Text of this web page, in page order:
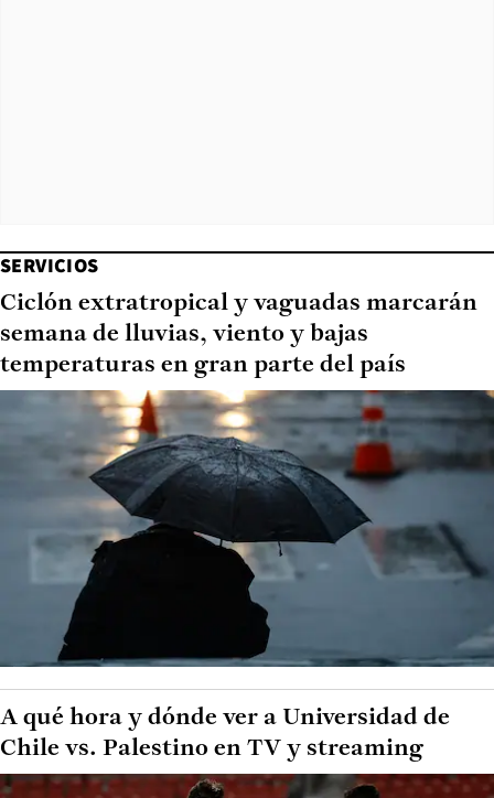
SERVICIOS
Ciclón extratropical y vaguadas marcarán
semana de lluvias, viento y bajas
temperaturas en gran parte del país
A qué hora y dónde ver a Universidad de
Chile vs. Palestino en TV y streaming